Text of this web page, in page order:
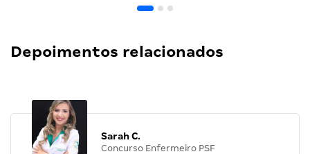
Depoimentos relacionados
Sarah C.
Concurso Enfermeiro PSF